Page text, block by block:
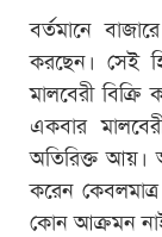
বর্তমানে
করছেন। সেই
মালবেরী
একবার
অতিরিক্ত আয়।
করেন
কোন আক্রমন